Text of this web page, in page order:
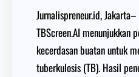
Jurnalispreneur.id,
TBScreen.AI menunjukkan
kecerdasan buatan untuk
tuberkulosis (TB). Hasil